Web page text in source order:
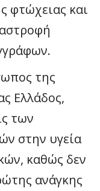
φτώχειας και
της
Ελλάδος,
των
στην υγεία
καθώς δεν
ανάγκης